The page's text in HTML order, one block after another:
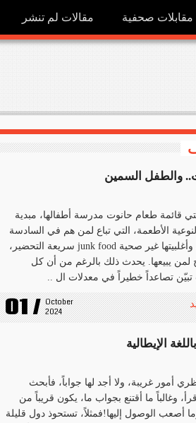
مقابلات صحفية مقالات لم تنشر
والطفل السمين
قائمة طعام حانوت مدرسة أطفالها، مبدية
لنوعية الأطعمة، التي تباع لمن هم في السادسة
من العمر، وأغلبيتها غير صحية junk food سريعة التحضير،
لمن يبيعها. يحدث ذلك بالرغم من أن كل
تبيّن تصاعداً خطيراً في معدلات ال ..
01 / October
2024
الإيطالية
أمور غريبة، ولا أجد لها جواباً، فأبحث
وغالباً ما أقتنع بجواب ما، يكون قريباً من
أصعب الوصول إليها!فمثلاً، تستحوذ دول قليلة